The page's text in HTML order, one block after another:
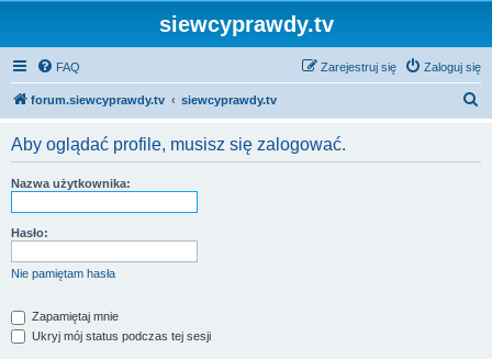
siewcyprawdy.tv
FAQ Zaloguj się
Zarejestruj się
forum.siewcyprawdy.tv siewcyprawdy.tv
Aby oglądać profile, musisz się zalogować.
Nazwa użytkownika:
Hasło:
Nie pamiętam hasła
Zapamiętaj mnie
Ukryj mój status podczas tej sesji